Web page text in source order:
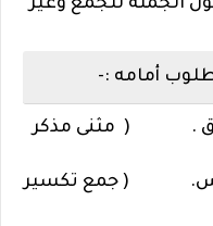
الجملة للجمع وغير
. ( مثنى مذكر
( جمع تكسير